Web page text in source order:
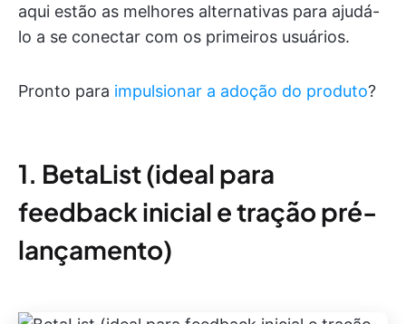
aqui estão as melhores alternativas para ajudá-
lo a se conectar com os primeiros usuários.
Pronto para impulsionar a adoção do produto?
1. BetaList (ideal para
feedback inicial e tração pré-
lançamento)